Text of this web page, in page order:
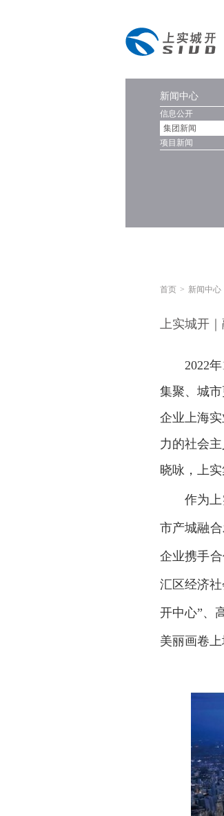
新闻中心
信息公开
集团新闻
项目新闻
首页 > 新闻中心
上实城开
2022
集聚、城
企业上海
力的社会
晓咏，上实
作为
市产城融
企业携手
汇区经济
开中心”、
美丽画卷上